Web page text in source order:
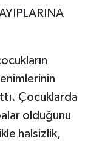
Çocuklarda
olduğunu
halsizlik,